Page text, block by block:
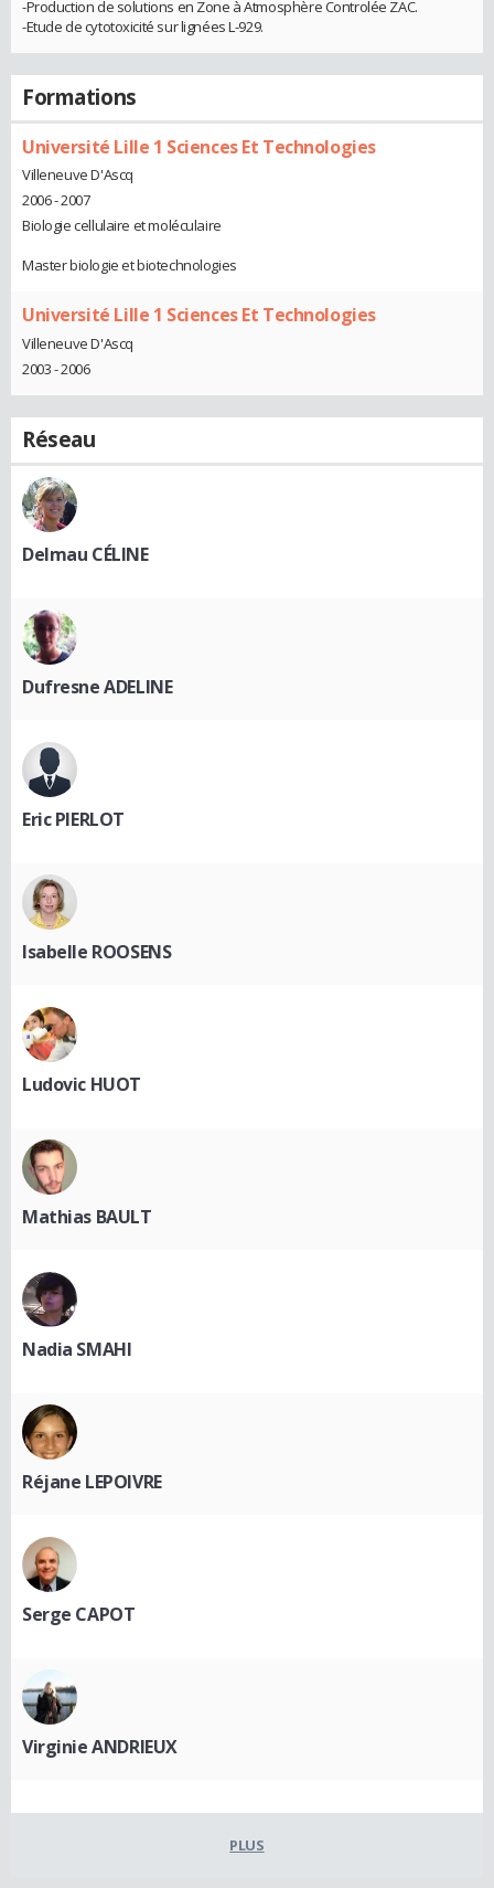
-Production de solutions en Zone à Atmosphère Controlée ZAC.
-Etude de cytotoxicité sur lignées L-929.
Formations
Université Lille 1 Sciences Et Technologies
Villeneuve D'Ascq
2006 - 2007
Biologie cellulaire et moléculaire
Master biologie et biotechnologies
Université Lille 1 Sciences Et Technologies
Villeneuve D'Ascq
2003 - 2006
Réseau
Delmau CÉLINE
Dufresne ADELINE
Eric PIERLOT
Isabelle ROOSENS
Ludovic HUOT
Mathias BAULT
Nadia SMAHI
Réjane LEPOIVRE
Serge CAPOT
Virginie ANDRIEUX
PLUS